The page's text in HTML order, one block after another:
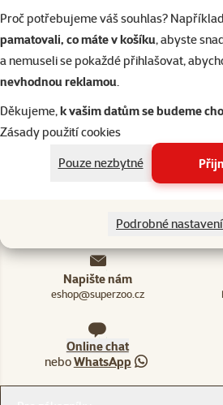
Proč potřebujeme váš souhlas?
pamatovali, co máte v košíku, abyste
a nemuseli se pokaždé přihlašovat,
nevhodnou reklamou.
Děkujeme,k vašim datům se budeme
Zásady použití cookies
Pouze nezbytné
Podrobné nastavení
90 Kč
Cena
72 Kč
Sleva
-20 %
💥 Výprodej
Skladem
Doprava
Napište nám
eshop@superzoo.cz
Online chat
neboWhatsApp